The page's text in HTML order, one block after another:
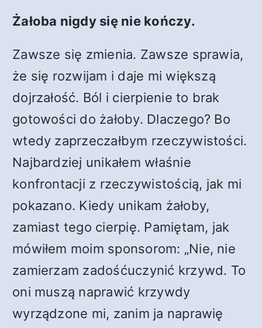
Żałoba nigdy się nie kończy.
Zawsze się zmienia. Zawsze sprawia,
że się rozwijam i daje mi większą
dojrzałość. Ból i cierpienie to brak
gotowości do żałoby. Dlaczego? Bo
wtedy zaprzeczałbym rzeczywistości.
Najbardziej unikałem właśnie
konfrontacji z rzeczywistością, jak mi
pokazano. Kiedy unikam żałoby,
zamiast tego cierpię. Pamiętam, jak
mówiłem moim sponsorom: „Nie, nie
zamierzam zadośćuczynić krzywd. To
oni muszą naprawić krzywdy
wyrządzone mi, zanim ja naprawię